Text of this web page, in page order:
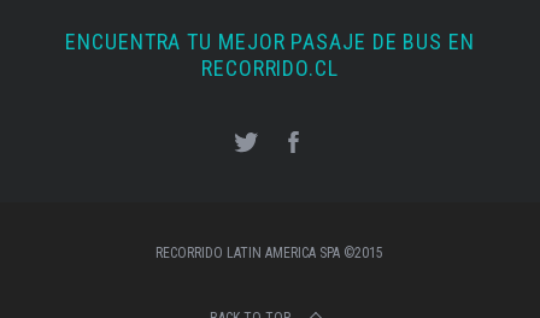
ENCUENTRA TU MEJOR PASAJE DE BUS EN
RECORRIDO.CL
RECORRIDO LATIN AMERICA SPA ©2015